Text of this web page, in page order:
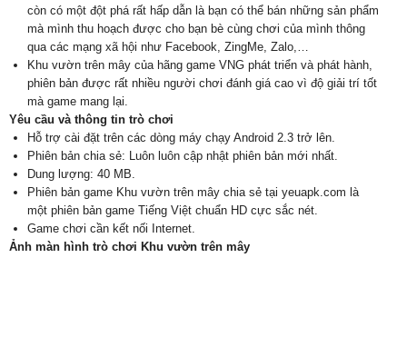
còn có một đột phá rất hấp dẫn là bạn có thể bán những sản phẩm
mà mình thu hoạch được cho bạn bè cùng chơi của mình thông
qua các mạng xã hội như Facebook, ZingMe, Zalo,…
Khu vườn trên mây của hãng game VNG phát triển và phát hành,
phiên bản được rất nhiều người chơi đánh giá cao vì độ giải trí tốt
mà game mang lại.
Yêu cầu và thông tin trò chơi
Hỗ trợ cài đặt trên các dòng máy chạy Android 2.3 trở lên.
Phiên bản chia sẻ: Luôn luôn cập nhật phiên bản mới nhất.
Dung lượng: 40 MB.
Phiên bản game Khu vườn trên mây chia sẻ tại yeuapk.com là
một phiên bản game Tiếng Việt chuẩn HD cực sắc nét.
Game chơi cần kết nối Internet.
Ảnh màn hình trò chơi Khu vườn trên mây